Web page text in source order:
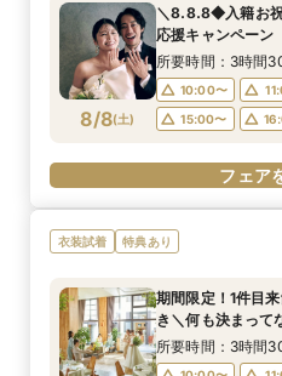
8/8(土)
＼8.8.8◆入籍お祝
応援キャンペーン
所要時間：3時間
10:00〜
15:00〜
フェア
衣装試着 特典あり
期間限定！1件目
き＼何も決まっ
所要時間：3時間